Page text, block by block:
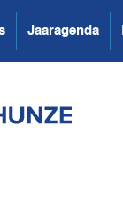
Jaaragenda